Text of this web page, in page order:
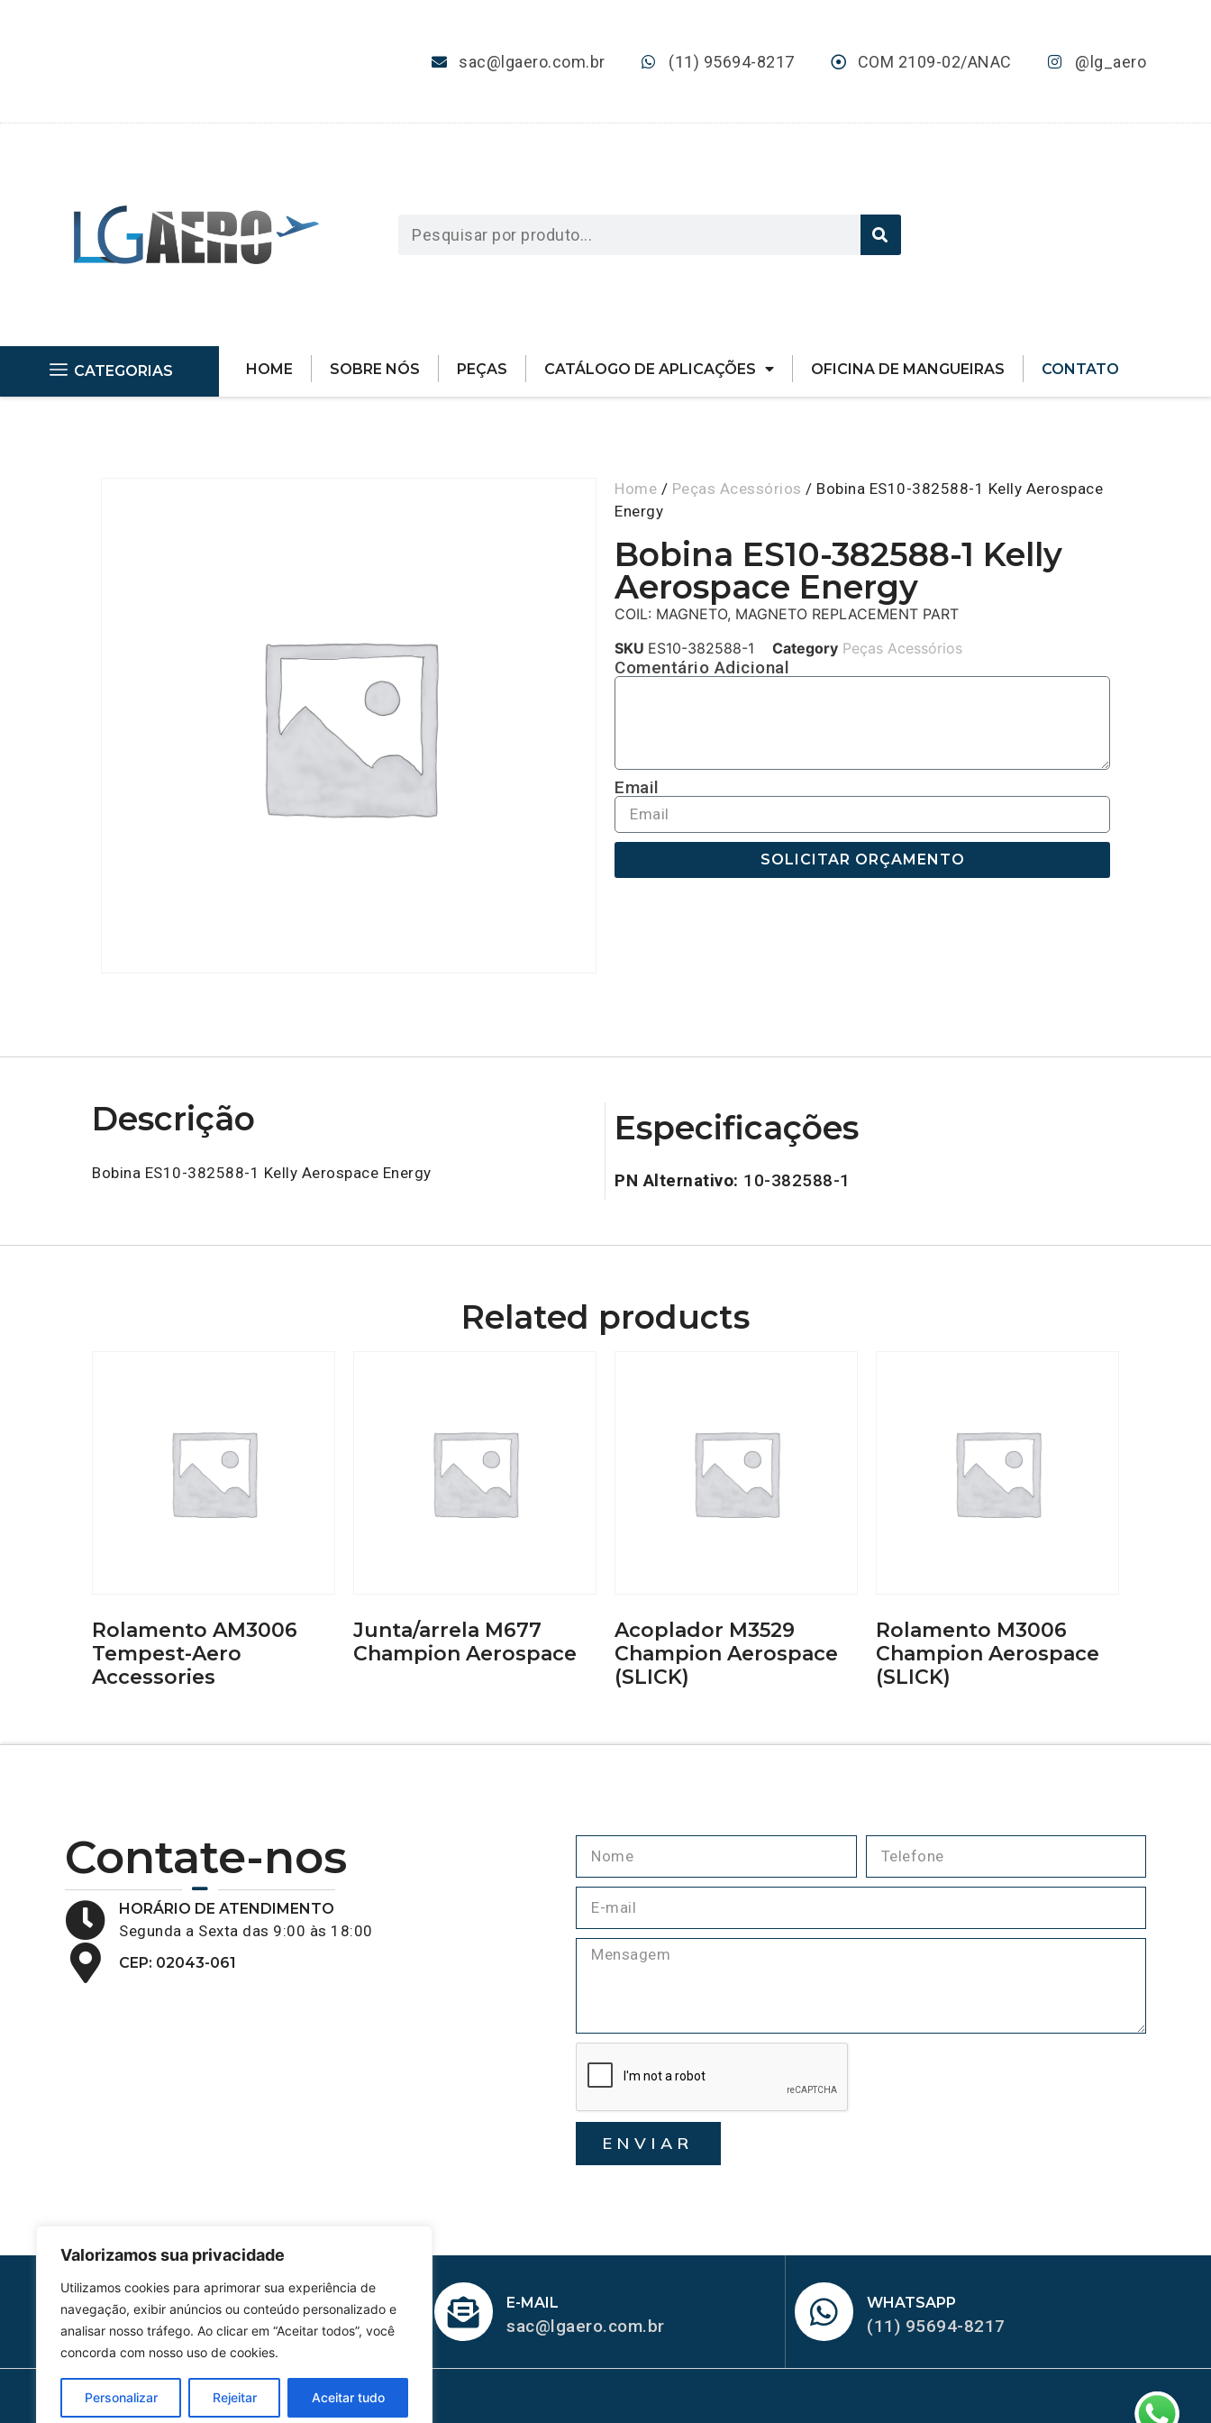
Valorizamos sua privacidade
Utilizamos cookies para aprimorar sua experiência de
navegação, exibir anúncios ou conteúdo personalizado e
analisar nosso tráfego. Ao clicar em “Aceitar todos”, você
concorda com nosso uso de cookies.
Personalizar Rejeitar Aceitar tudo
sac@lgaero.com.br (11) 95694-8217 COM 2109-02/ANAC @lg_aero
CATEGORIAS HOME SOBRE NÓS PEÇAS CATÁLOGO DE APLICAÇÕES OFICINA DE MANGUEIRAS CONTATO
Home / Peças Acessórios / Bobina ES10-382588-1 Kelly Aerospace
Energy
Bobina ES10-382588-1 Kelly
Aerospace Energy
COIL: MAGNETO, MAGNETO REPLACEMENT PART
SKU ES10-382588-1 Category Peças Acessórios
Comentário Adicional
Email
SOLICITAR ORÇAMENTO
Descrição
Bobina ES10-382588-1 Kelly Aerospace Energy
Especificações
PN Alternativo: 10-382588-1
Related products
Rolamento AM3006
Tempest-Aero
Accessories
Junta/arrela M677
Champion Aerospace
Acoplador M3529
Champion Aerospace
(SLICK)
Rolamento M3006
Champion Aerospace
(SLICK)
Contate-nos
HORÁRIO DE ATENDIMENTO
Segunda a Sexta das 9:00 às 18:00
CEP: 02043-061
ENVIAR
HOMOLGAÇÃO
COM 2109-02/ANAC
E-MAIL
sac@lgaero.com.br
WHATSAPP
(11) 95694-8217